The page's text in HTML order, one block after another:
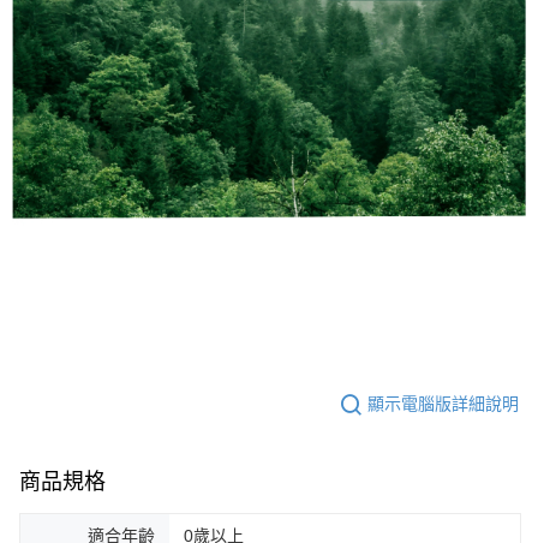
顯示電腦版詳細說明
商品規格
適合年齡 0歲以上